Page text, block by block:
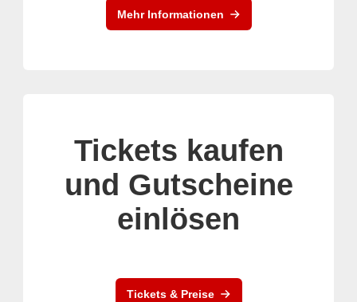
Mehr Informationen
Tickets kaufen
und Gutscheine
einlösen
Tickets & Preise